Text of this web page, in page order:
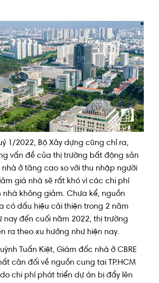
1/2022, Bộ Xây dựng cũng chỉ ra,
vấn đề của thị trường bất động sản
nhà ở tăng cao so với thu nhập người
giá nhà sẽ rất khó vì các chi phí
không giảm. Chưa kể, nguồn
có dấu hiệu cải thiện trong 2 năm
nay đến cuối năm 2022, thị trường
ra theo xu hướng như hiện nay.
Tuấn Kiệt, Giám đốc nhà ở CBRE
cân đối về nguồn cung tại TP.HCM
chi phí phát triển dự án bị đẩy lên